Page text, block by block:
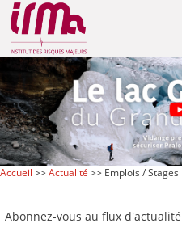
Accueil >>Actualité >> Emplois / Stages
Abonnez-vous au flux d'actualité